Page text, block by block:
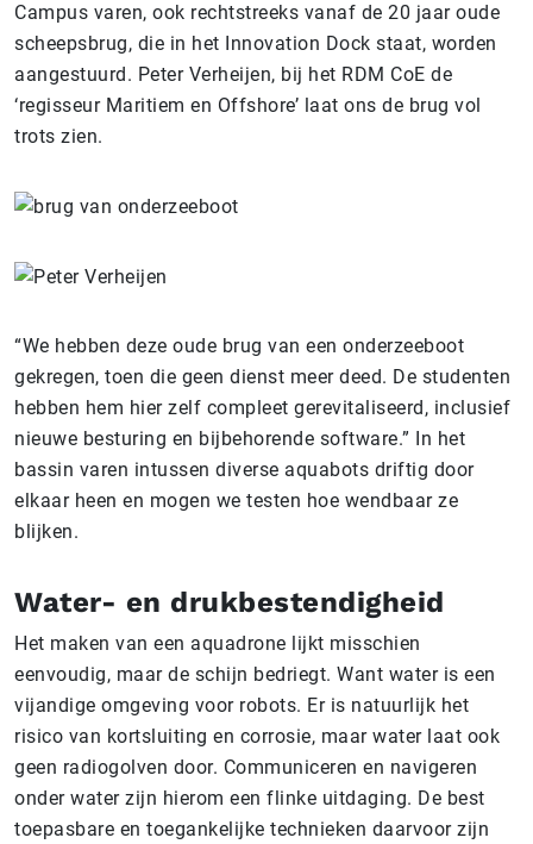
Campus varen, ook rechtstreeks vanaf de 20 jaar oude
scheepsbrug, die in het Innovation Dock staat, worden
aangestuurd. Peter Verheijen, bij het RDM CoE de
‘regisseur Maritiem en Offshore’ laat ons de brug vol
trots zien.
“We hebben deze oude brug van een onderzeeboot
gekregen, toen die geen dienst meer deed. De studenten
hebben hem hier zelf compleet gerevitaliseerd, inclusief
nieuwe besturing en bijbehorende software.” In het
bassin varen intussen diverse aquabots driftig door
elkaar heen en mogen we testen hoe wendbaar ze
blijken.
Water- en drukbestendigheid
Het maken van een aquadrone lijkt misschien
eenvoudig, maar de schijn bedriegt. Want water is een
vijandige omgeving voor robots. Er is natuurlijk het
risico van kortsluiting en corrosie, maar water laat ook
geen radiogolven door. Communiceren en navigeren
onder water zijn hierom een flinke uitdaging. De best
toepasbare en toegankelijke technieken daarvoor zijn